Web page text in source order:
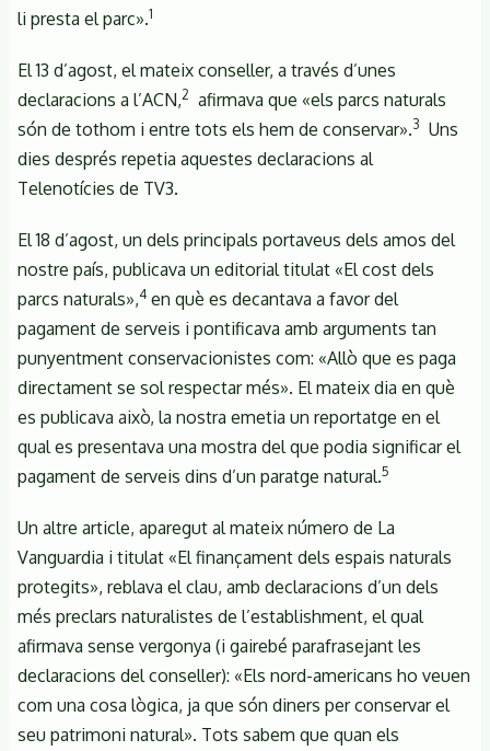
li presta el parc».1
El 13 d’agost, el mateix conseller, a través d’unes
declaracions a l’ACN,2 afirmava que «els parcs naturals
són de tothom i entre tots els hem de conservar».3 Uns
dies després repetia aquestes declaracions al
Telenotícies de TV3.
El 18 d’agost, un dels principals portaveus dels amos del
nostre país, publicava un editorial titulat «El cost dels
parcs naturals»,4 en què es decantava a favor del
pagament de serveis i pontificava amb arguments tan
punyentment conservacionistes com: «Allò que es paga
directament se sol respectar més». El mateix dia en què
es publicava això, la nostra emetia un reportatge en el
qual es presentava una mostra del que podia significar el
pagament de serveis dins d’un paratge natural.5
Un altre article, aparegut al mateix número de La
Vanguardia i titulat «El finançament dels espais naturals
protegits», reblava el clau, amb declaracions d’un dels
més preclars naturalistes de l’establishment, el qual
afirmava sense vergonya (i gairebé parafrasejant les
declaracions del conseller): «Els nord-americans ho veuen
com una cosa lògica, ja que són diners per conservar el
seu patrimoni natural». Tots sabem que quan els